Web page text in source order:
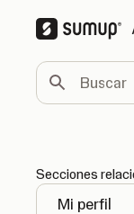
Buscar
Secciones
Mi perfil